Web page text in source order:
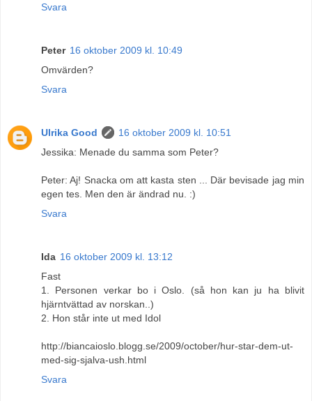
Svara
Peter 16 oktober 2009 kl. 10:49
Omvärden?
Svara
Ulrika Good
16 oktober 2009 kl. 10:51
Jessika: Menade du samma som Peter?
Peter: Aj! Snacka om att kasta sten ... Där bevisade jag min
egen tes. Men den är ändrad nu. :)
Svara
Ida 16 oktober 2009 kl. 13:12
Fast
1. Personen verkar bo i Oslo. (så hon kan ju ha blivit
hjärntvättad av norskan..)
2. Hon står inte ut med Idol
http://biancaioslo.blogg.se/2009/october/hur-star-dem-ut-
med-sig-sjalva-ush.html
Svara